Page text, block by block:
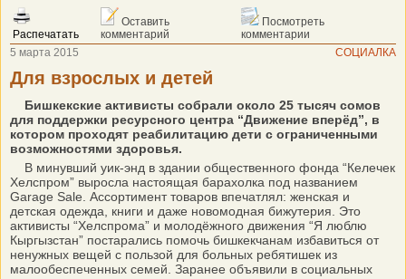
Распечатать
Оставить
комментарий
Посмотреть
комментарии
5 марта 2015
СОЦИАЛКА
Для взрослых и детей
Бишкекские активисты собрали около 25 тысяч сомов
для поддержки ресурсного центра “Движение вперёд”, в
котором проходят реабилитацию дети с ограниченными
возможностями здоровья.
В минувший уик-энд в здании общественного фонда “Келечек
Хелспром” выросла настоящая барахолка под названием
Garage Sale. Ассортимент товаров впечатлял: женская и
детская одежда, книги и даже новомодная бижутерия. Это
активисты “Хелспрома” и молодёжного движения “Я люблю
Кыргызстан” постарались помочь бишкекчанам избавиться от
ненужных вещей с пользой для больных ребятишек из
малообеспеченных семей. Заранее объявили в социальных